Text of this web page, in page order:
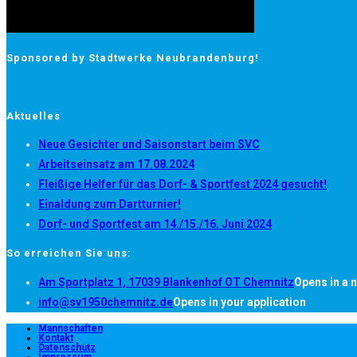
Sponsored by Stadtwerke Neubrandenburg!
Aktuelles
Neue Gesichter und Saisonstart beim SVC
Arbeitseinsatz am 17.08.2024
Fleißige Helfer für das Dorf- & Sportfest 2024 gesucht!
Einaldung zum Dartturnier!
Dorf- und Sportfest am 14./15./16. Juni 2024
So erreichen Sie uns:
Am Sportplatz 1, 17039 Blankenhof OT ChemnitzOpens in a
info@sv1950chemnitz.deOpens in your application
Mannschaften
Kontakt
Datenschutz